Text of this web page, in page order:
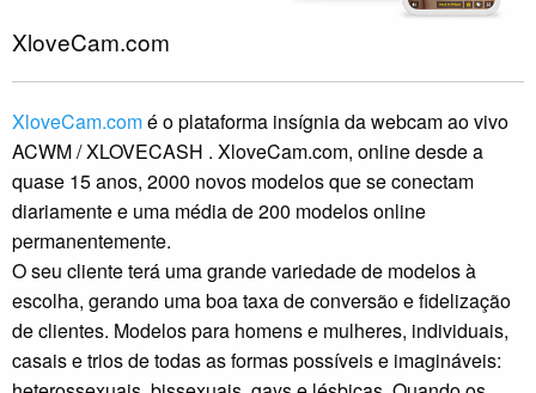
XloveCam.com
XloveCam.comé o plataforma insígnia da webcam ao vivo
ACWM / XLOVECASH . XloveCam.com, online desde a
quase 15 anos, 2000 novos modelos que se conectam
diariamente e uma média de 200 modelos online
permanentemente.
O seu cliente terá uma grande variedade de modelos à
escolha, gerando uma boa taxa de conversão e fidelização
de clientes. Modelos para homens e mulheres, individuais,
casais e trios de todas as formas possíveis e imagináveis: